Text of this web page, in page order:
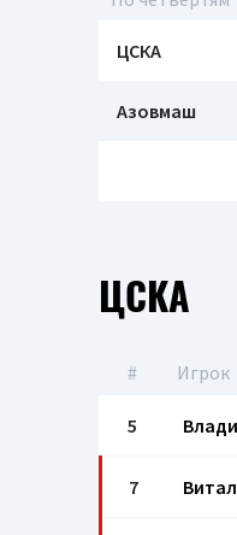
ЦСКА
Азовмаш
ЦСКА
# Игрок
5
7